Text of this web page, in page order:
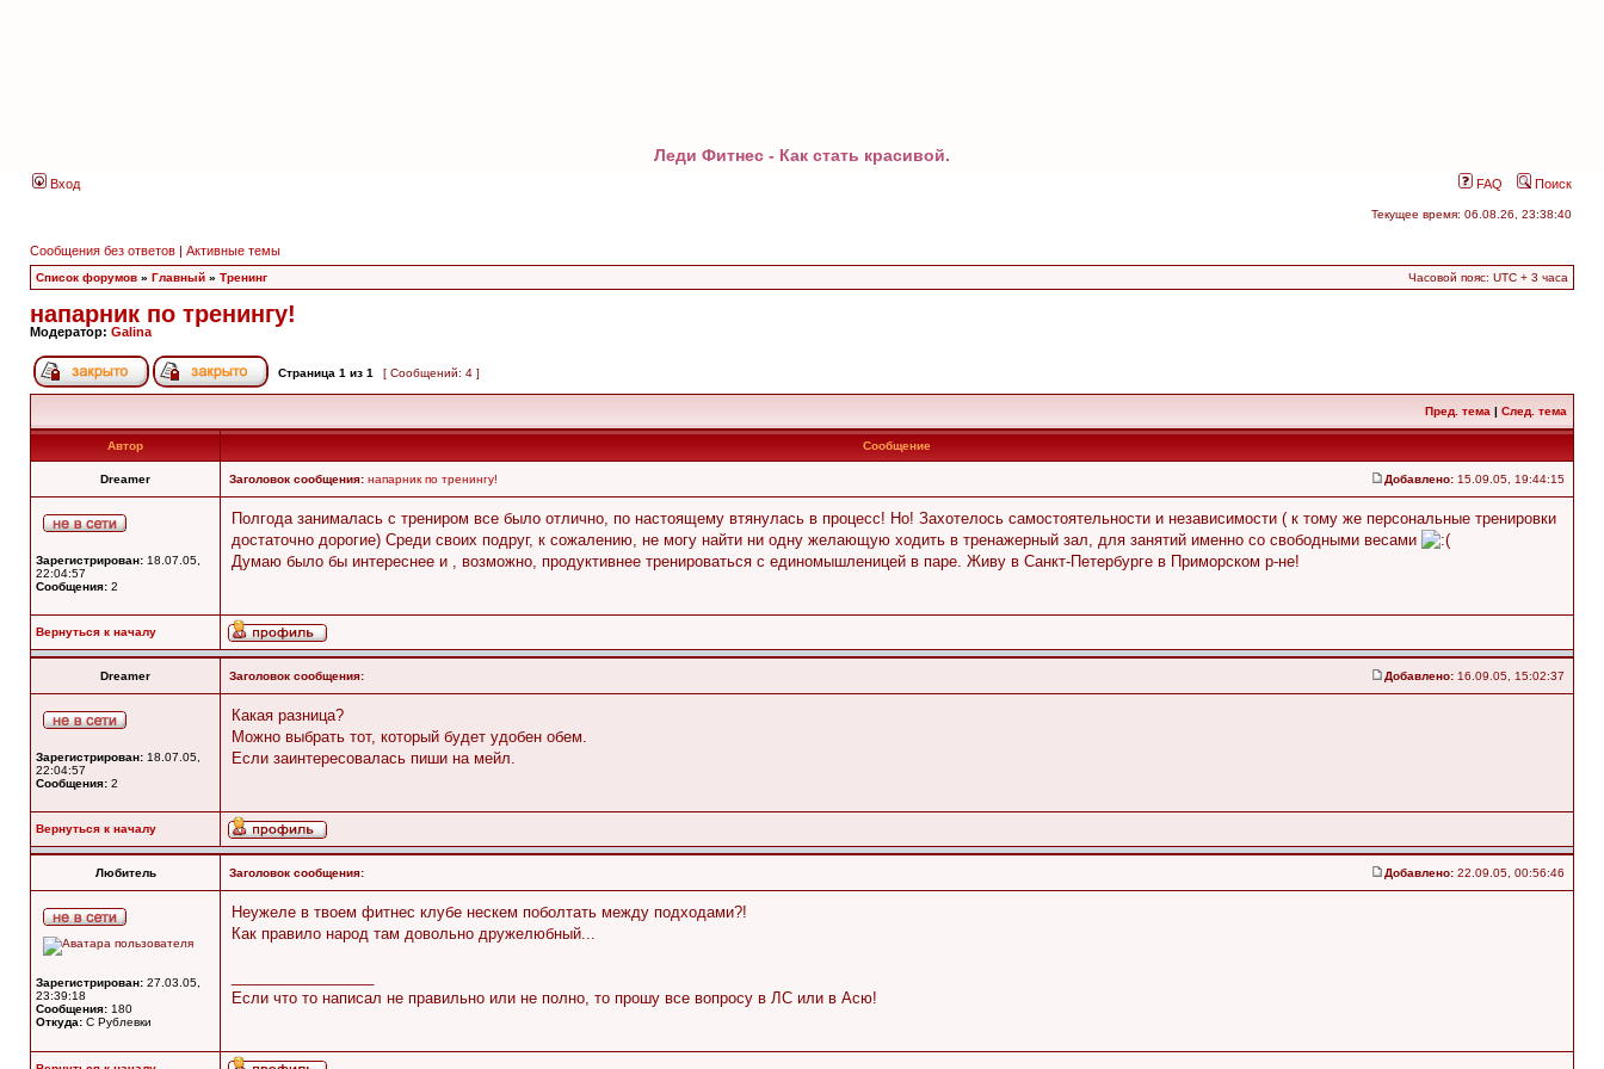
Леди Фитнес - Как стать красивой.
Вход FAQ Поиск
Текущее время: 06.08.26, 23:38:40
Сообщения без ответов | Активные темы
Список форумов » Главный » Тренинг Часовой пояс: UTC + 3 часа
напарник по тренингу!
Модератор: Galina
Страница 1 из 1 [ Сообщений: 4 ]
Пред. тема | След. тема
Автор Сообщение
Dreamer Заголовок сообщения: напарник по тренингу! Добавлено: 15.09.05, 19:44:15
Зарегистрирован: 18.07.05,
22:04:57
Сообщения: 2
Полгода занималась с трениром все было отлично, по настоящему втянулась в процесс! Но! Захотелось самостоятельности и независимости ( к тому же персональные тренировки
достаточно дорогие) Среди своих подруг, к сожалению, не могу найти ни одну желающую ходить в тренажерный зал, для занятий именно со свободными весами
Думаю было бы интереснее и , возможно, продуктивнее тренироваться с единомышленицей в паре. Живу в Санкт-Петербурге в Приморском р-не!
Вернуться к началу
Dreamer Заголовок сообщения: Добавлено: 16.09.05, 15:02:37
Зарегистрирован: 18.07.05,
22:04:57
Сообщения: 2
Какая разница?
Можно выбрать тот, который будет удобен обем.
Если заинтересовалась пиши на мейл.
Вернуться к началу
Любитель Заголовок сообщения: Добавлено: 22.09.05, 00:56:46
Зарегистрирован: 27.03.05,
23:39:18
Сообщения: 180
Откуда: C Рублевки
Неужеле в твоем фитнес клубе нескем поболтать между подходами?!
Как правило народ там довольно дружелюбный...
Если что то написал не правильно или не полно, то прошу все вопросу в ЛС или в Асю!